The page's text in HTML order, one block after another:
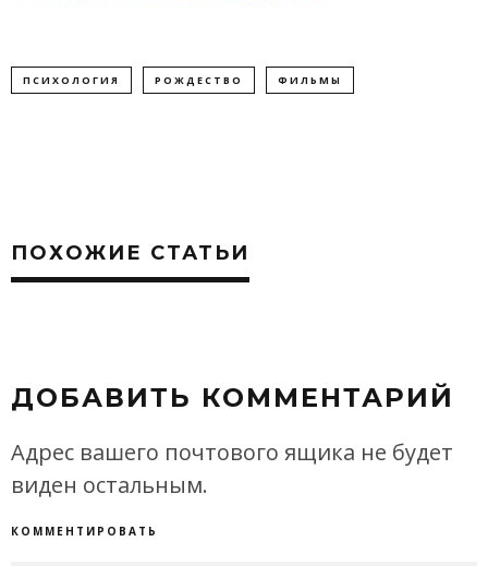
ПСИХОЛОГИЯ РОЖДЕСТВО ФИЛЬМЫ
ПОХОЖИЕ СТАТЬИ
ДОБАВИТЬ КОММЕНТАРИЙ
Адрес вашего почтового ящика не будет
виден остальным.
КОММЕНТИРОВАТЬ